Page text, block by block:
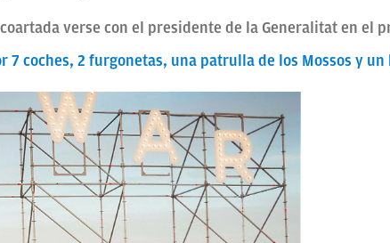
verse con el presidente de la Generalitat en el
7 coches, 2 furgonetas, una patrulla de los Mossos y